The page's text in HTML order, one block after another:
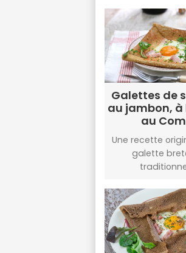
Galettes de
au jambon, à
au
Une recette
galette